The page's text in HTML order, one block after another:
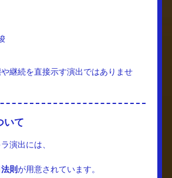
継続を直接示す演出ではありませ
いて
演出には、
則が用意されています。